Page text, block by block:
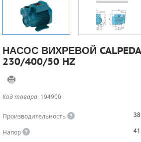
НАСОС ВИХРЕВОЙ CALPEDA
230/400/50 HZ
Код товара: 194900
Производительность
Напор
САДОВАЯ ТЕХНИКА
КОНТЕЙНЕРЫ ДЛЯ ОБОРУДОВАНИЯ
КАНАЛИЗАЦИОННЫЕ НАСОСЫ
БЕНЗИНОВЫЕ МОТОПОМПЫ
ДИЗЕЛЬНЫЕ МОТОПОМПЫ
ТАЛИ И ТЕЛЬФЕРЫ
ЛЕНТОЧНОПИЛЬНЫЕ СТАНКИ
КОНТРОЛЛЕРЫ (БЛОКИ УПРАВЛЕНИЯ)
ПРЕДОХРАНИТЕЛЬНЫЕ КЛАПАНЫ
ВПУСКНЫЕ КЛАПАНЫ
РЕЛЕ ДАВЛЕНИЯ ДЛЯ ДЛЯ КОМПРЕССОРОВ